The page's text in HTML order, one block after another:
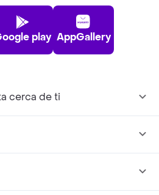
play AppGallery
cerca de ti